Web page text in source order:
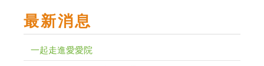
最新消息
一起走進愛愛院